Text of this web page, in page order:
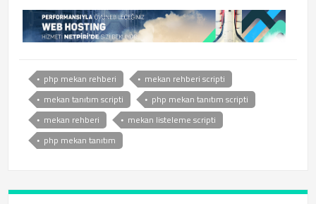
php mekan rehberi
mekan rehberi scripti
mekan tanıtım scripti
php mekan tanıtım scripti
mekan rehberi
mekan listeleme scripti
php mekan tanıtım